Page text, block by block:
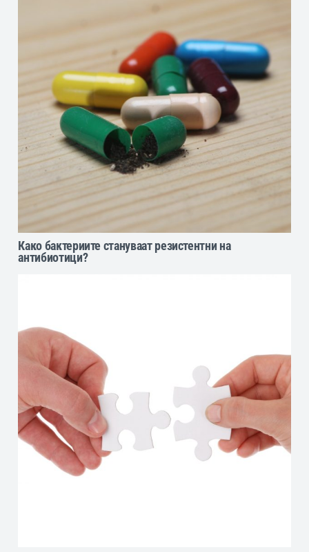
Како бактериите стануваат резистентни на
антибиотици?